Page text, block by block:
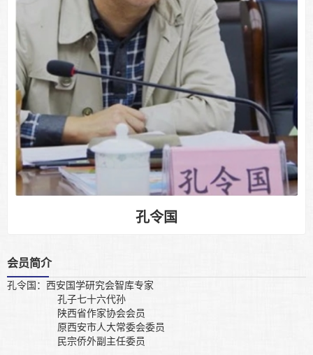
研究会成员 Seminar member
会长 顾问
名誉会长
副会长
智库专家
副理事长
秘书处
海南办事处
会员风采 Members
企业会员 个人会员
分会展示 Branch display
孔令国
会员简介
孔令国：西安国学研究会智库专家
孔子七十六代孙
陕西省作家协会会员
原西安市人大常委会委员
民宗侨外副主任委员